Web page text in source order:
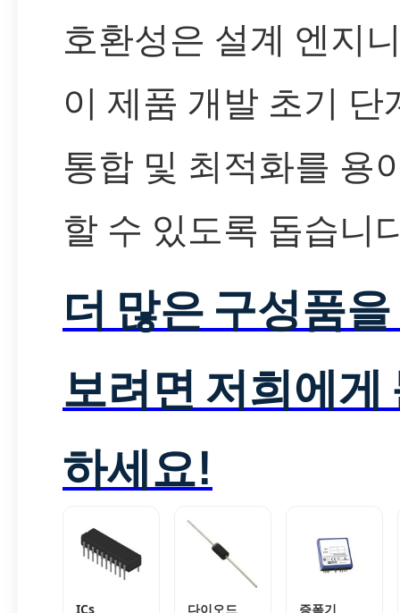
호환성은 설계 엔지
이 제품 개발 초기 단
통합 및 최적화를 용
할 수 있도록 돕습니
더 많은 구성품
보려면 저희에게
하세요!
ICs 다이오드 증폭기